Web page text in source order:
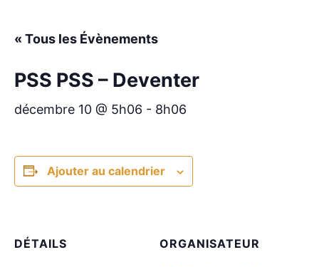
« Tous les Évènements
PSS PSS – Deventer
décembre 10 @ 5h06 - 8h06
Ajouter au calendrier
DÉTAILS ORGANISATEUR